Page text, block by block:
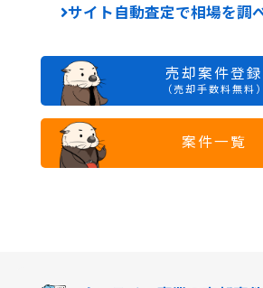
サイト自動査定で相場を調
売却案件登録
（売却手数料無料）
案件一覧